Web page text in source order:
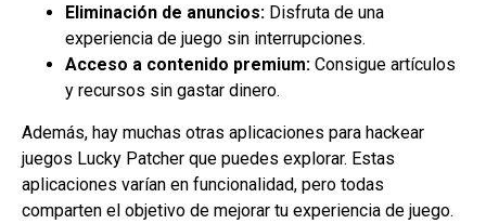
Eliminación de anuncios: Disfruta de una
experiencia de juego sin interrupciones.
Acceso a contenido premium: Consigue artículos
y recursos sin gastar dinero.
Además, hay muchas otras aplicaciones para hackear
juegos Lucky Patcher que puedes explorar. Estas
aplicaciones varían en funcionalidad, pero todas
comparten el objetivo de mejorar tu experiencia de juego.